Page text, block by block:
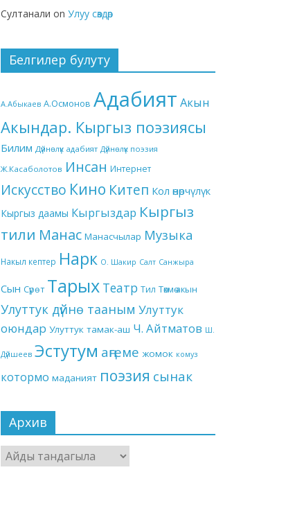
Султанали on Улуу сөздөр
Белгилер булуту
А.Абыкаев А.Осмонов Адабият Акын
Акындар. Кыргыз поэзиясы
Билим Дүйнөлүк адабият Дүйнөлүк поэзия
Ж.Касаболотов Инсан Интернет
Искусство Кино Китеп Кол өнөрчүлүк
Кыргыз даамы Кыргыздар Кыргыз
тили Манас Манасчылар Музыка
Накыл кептер Нарк О. Шакир Салт Санжыра
Сын Сүрөт Тарых Театр Тил Төкмө акын
Улуттук дүйнө тааным Улуттук
оюндар Улуттук тамак-аш Ч. Айтматов Ш.
Дүйшеев Эстутум аңгеме жомок комуз
котормо маданият поэзия сынак
Архив
Архив